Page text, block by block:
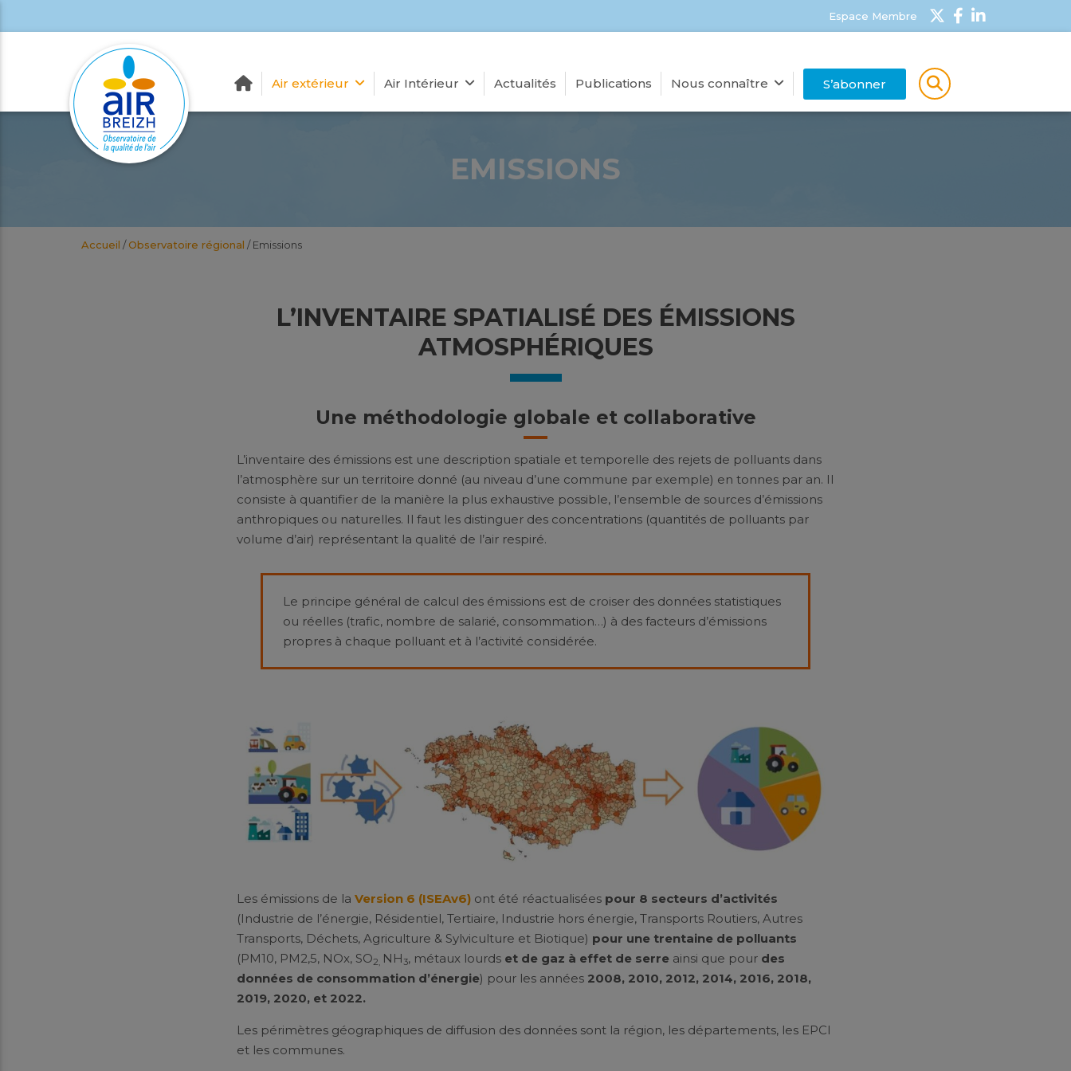
Espace Membre
Air extérieur Air Intérieur Actualités Publications Nous connaître S’abonner
EMISSIONS
Accueil /Observatoire régional /Emissions
L’INVENTAIRE SPATIALISÉ DES ÉMISSIONS
ATMOSPHÉRIQUES
Une méthodologie globale et collaborative
L’inventaire des émissions est une description spatiale et temporelle des rejets de polluants dans
l’atmosphère sur un territoire donné (au niveau d’une commune par exemple) en tonnes par an. Il
consiste à quantifier de la manière la plus exhaustive possible, l’ensemble de sources d’émissions
anthropiques ou naturelles. Il faut les distinguer des concentrations (quantités de polluants par
volume d’air) représentant la qualité de l’air respiré.
Le principe général de calcul des émissions est de croiser des données statistiques
ou réelles (trafic, nombre de salarié, consommation…) à des facteurs d’émissions
propres à chaque polluant et à l’activité considérée.
Les émissions de la Version 6 (ISEAv6) ont été réactualisées pour 8 secteurs d’activités
(Industrie de l’énergie, Résidentiel, Tertiaire, Industrie hors énergie, Transports Routiers, Autres
Transports, Déchets, Agriculture & Sylviculture et Biotique) pour une trentaine de polluants
(PM10, PM2,5, NOx, SO2, NH 3, métaux lourds et de gaz à effet de serre ainsi que pour des
données de consommation d’énergie) pour les années 2008, 2010, 2012, 2014, 2016, 2018,
2019, 2020, et 2022.
Les périmètres géographiques de diffusion des données sont la région, les départements, les EPCI
et les communes.